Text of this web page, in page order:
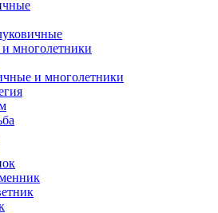
многолетники
и многолетники